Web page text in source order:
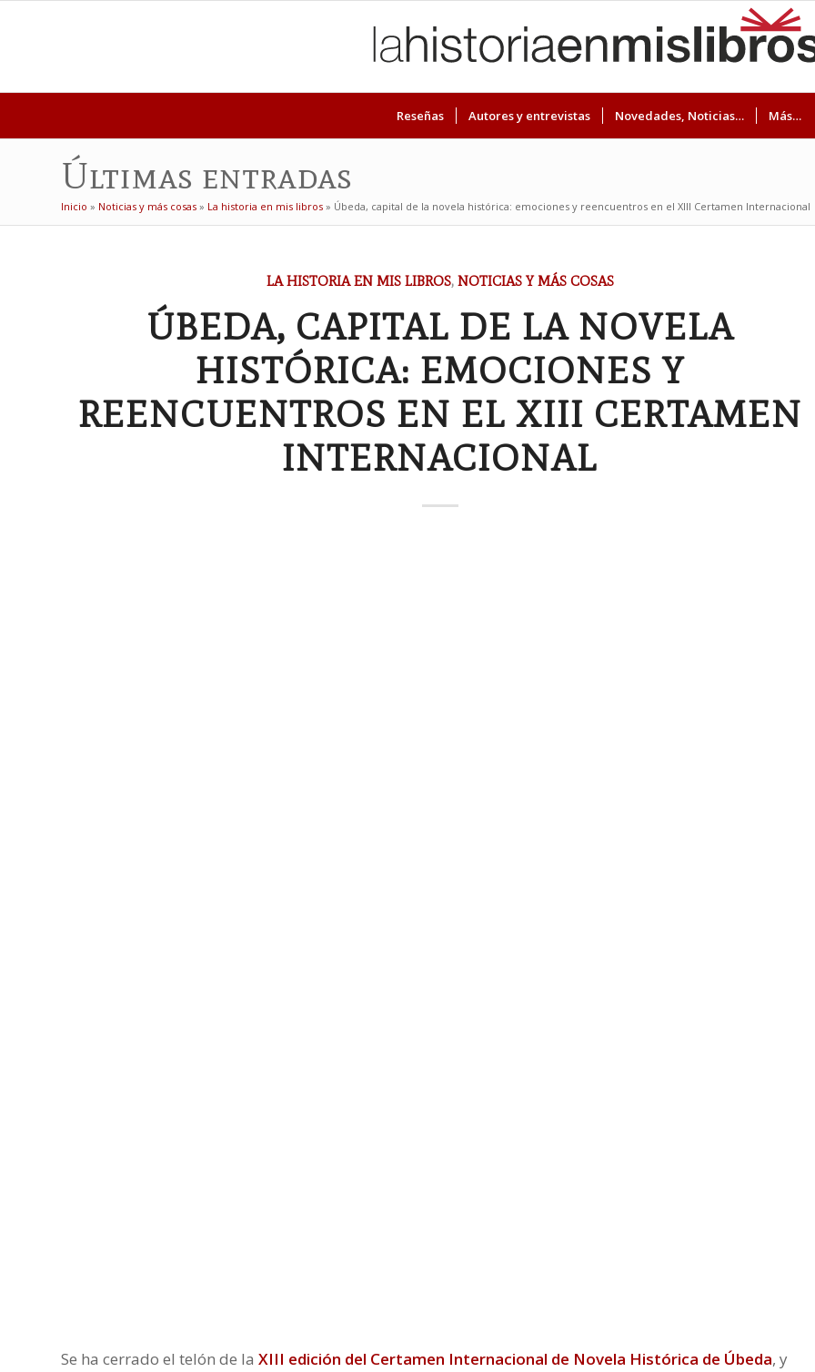
Reseñas Autores y entrevistas Novedades, Noticias… Más…
Últimas entradas
Inicio » Noticias y más cosas » La historia en mis libros » Úbeda, capital de la novela histórica: emociones y reencuentros en el XIII Certamen Internacional
LA HISTORIA EN MIS LIBROS, NOTICIAS Y MÁS COSAS
ÚBEDA, CAPITAL DE LA NOVELA
HISTÓRICA: EMOCIONES Y
REENCUENTROS EN EL XIII CERTAMEN
INTERNACIONAL
Se ha cerrado el telón de la XIII edición del Certamen Internacional de Novela Histórica de Úbeda, y